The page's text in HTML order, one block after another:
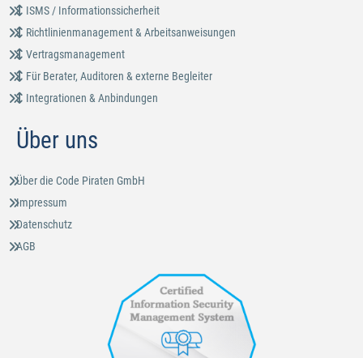
ISMS / Informationssicherheit
Richtlinienmanagement & Arbeitsanweisungen
Vertragsmanagement
Für Berater, Auditoren & externe Begleiter
Integrationen & Anbindungen
Über uns
Über die Code Piraten GmbH
Impressum
Datenschutz
AGB